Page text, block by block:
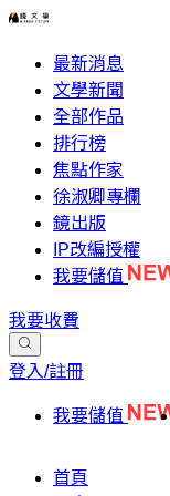
最新消息
文學新聞
全部作品
排行榜
焦點作家
徐淑卿專欄
鏡出版
IP改編授權
我要儲值
我要收費
登入/註冊
我要儲值
首頁